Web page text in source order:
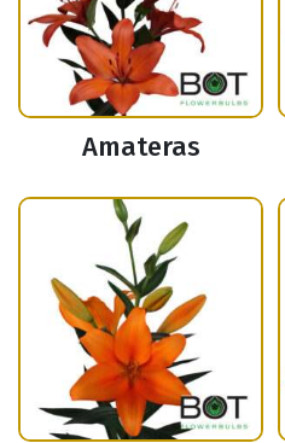
Amateras